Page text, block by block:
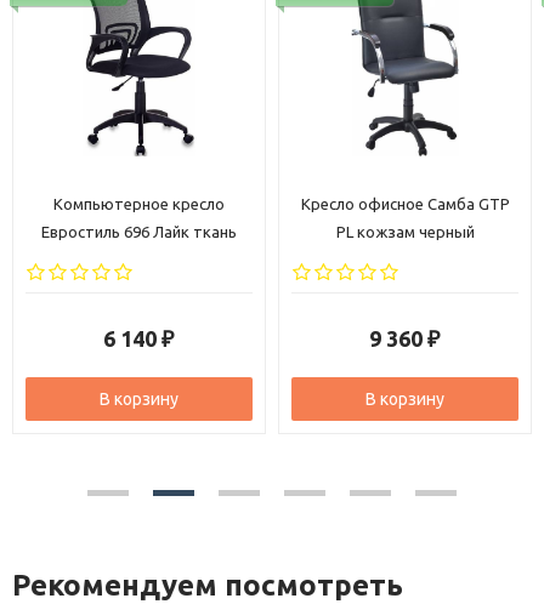
Компьютерное кресло
Евростиль 696 Лайк ткань
черная
6 140 ₽
В корзину
Кресло офисное Самба GTP
PL кожзам черный
9 360 ₽
В корзину
Рекомендуем посмотреть